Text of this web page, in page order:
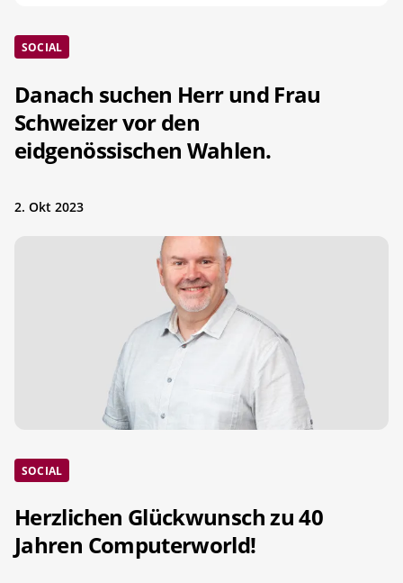
SOCIAL
Danach suchen Herr und Frau
Schweizer vor den
eidgenössischen Wahlen.
2. Okt 2023
SOCIAL
Herzlichen Glückwunsch zu 40
Jahren Computerworld!